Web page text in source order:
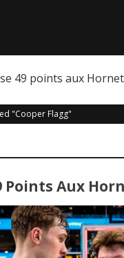
49 points aux
"Cooper Flagg"
Points Aux